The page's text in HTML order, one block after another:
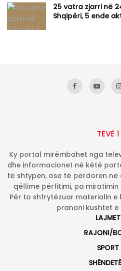
25 vatra zjarri në
Shqipëri, 5 ende
TËVË 1
Ky portal mirëmbahet nga
dhe informacionet në këtë
të shtypen, ose të përdoren
qëllime përfitimi, pa miratimin
Për ta shfrytëzuar materialin e
pranoni kushtet
LAJMET
RAJONI/
SPORT